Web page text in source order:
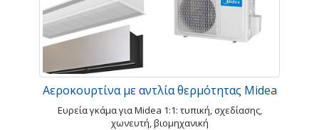
Αεροκουρτίνα με αντλία θερμότητας Midea
Ευρεία γκάμα για Midea 1:1: τυπική, σχεδίασης,
χωνευτή, βιομηχανική